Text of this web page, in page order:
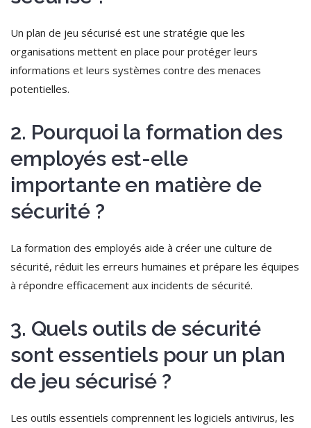
Un plan de jeu sécurisé est une stratégie que les
organisations mettent en place pour protéger leurs
informations et leurs systèmes contre des menaces
potentielles.
2. Pourquoi la formation des
employés est-elle
importante en matière de
sécurité ?
La formation des employés aide à créer une culture de
sécurité, réduit les erreurs humaines et prépare les équipes
à répondre efficacement aux incidents de sécurité.
3. Quels outils de sécurité
sont essentiels pour un plan
de jeu sécurisé ?
Les outils essentiels comprennent les logiciels antivirus, les